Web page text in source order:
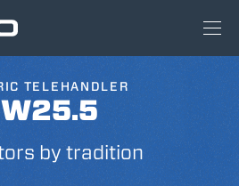
TELEHANDLER
by tradition